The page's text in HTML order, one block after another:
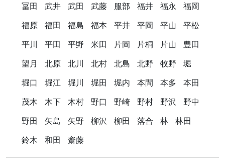
冨田
武井 武田 武藤 服部 福井 福永
福岡
福原
福田 福島 福本 平井 平岡 平山
平松
平川
平田 平野 米田 片岡 片桐 片山
豊田
望月
北原 北川 北村 北島 北野 牧野
堀
堀口
堀江 堀川 堀田 堀内 本間 本多
本田
茂木
木下 木村 野口 野崎 野村 野沢
野中
野田
矢島 矢野 柳沢 柳田 落合 林
林田
鈴木
和田 齋藤